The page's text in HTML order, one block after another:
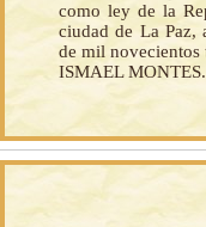
como ley de la
ciudad de La Paz,
de mil novecientos
ISMAEL